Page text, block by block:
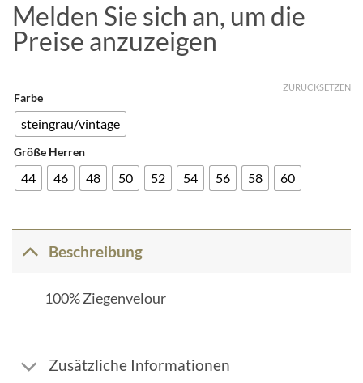
Melden Sie sich an, um die
Preise anzuzeigen
Farbe
steingrau/vintage
Größe Herren
44 46 48 50 52 54 56 58 60
ZURÜCKSETZEN
Beschreibung
100% Ziegenvelour
Zusätzliche Informationen